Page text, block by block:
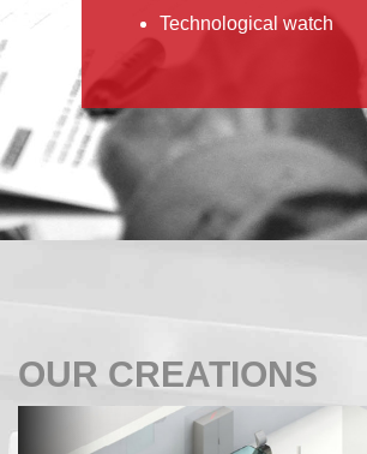
Technological watch
OUR CREATIONS
Précédent